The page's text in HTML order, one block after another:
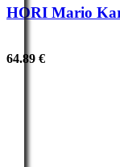
HORI Mario
64.89 €